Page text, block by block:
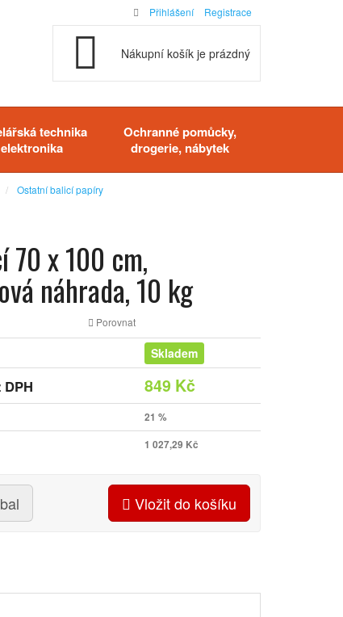
Nákupní košík je prázdný
technika
Ochranné pomůcky,
drogerie, nábytek
Ostatní balicí papíry
70 x 100 cm,
náhrada, 10 kg
Porovnat
Skladem
DPH 849 Kč
21 %
1 027,29 Kč
bal Vložit do košíku
Přihlášení Registrace